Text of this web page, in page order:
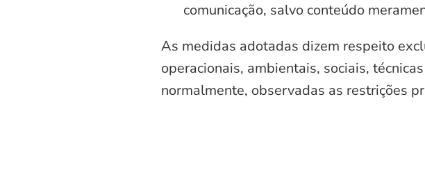
comunicação, salvo conteúdo
As medidas adotadas dizem respeito
operacionais, ambientais, sociais,
normalmente, observadas as restrições